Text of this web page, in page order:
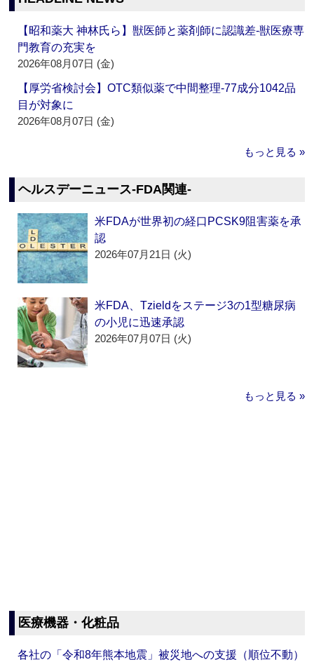
【昭和薬大 神林氏ら】獣医師と薬剤師に認識差‐獣医療専
門教育の充実を
2026年08月07日 (金)
【厚労省検討会】OTC類似薬で中間整理‐77成分1042品
目が対象に
2026年08月07日 (金)
もっと見る »
ヘルスデーニュース‐FDA関連‐
米FDAが世界初の経口PCSK9阻害薬を承
認
2026年07月21日 (火)
米FDA、Tzieldをステージ3の1型糖尿病
の小児に迅速承認
2026年07月07日 (火)
もっと見る »
医療機器・化粧品
各社の「令和8年熊本地震」被災地への支援（順位不動）